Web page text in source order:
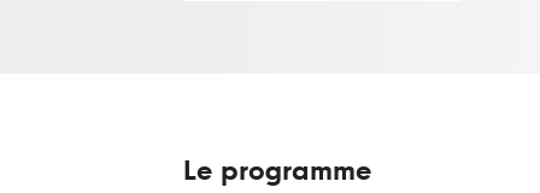
Le programme